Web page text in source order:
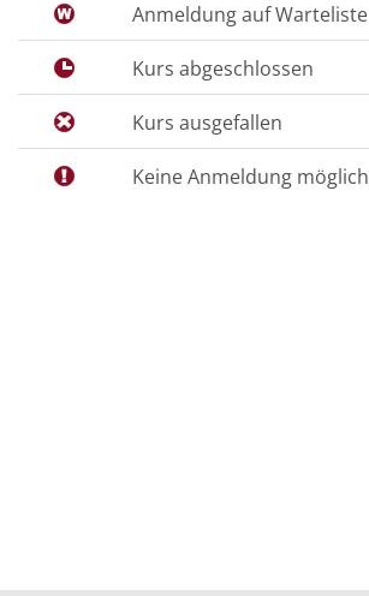
Anmeldung auf Warteliste
Kurs abgeschlossen
Kurs ausgefallen
Keine Anmeldung möglich